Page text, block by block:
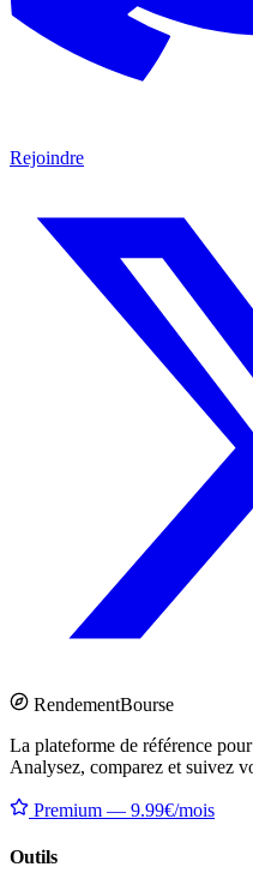
Rejoindre
RendementBourse
La plateforme de référence
Analysez, comparez et suivez
Premium — 9.99€/mois
Outils